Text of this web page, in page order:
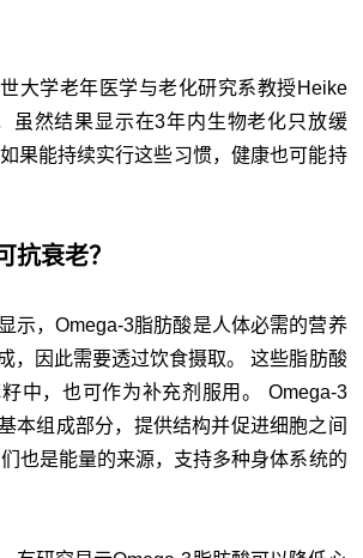
大学老年医学与老化研究系教授Heike
虽然结果显示在3年内生物老化只放缓
果能持续实行这些习惯，健康也可能持
抗衰老？
示，Omega-3脂肪酸是人体必需的营养
，因此需要透过饮食摄取。 这些脂肪酸
中，也可作为补充剂服用。 Omega-3
本组成部分，提供结构并促进细胞之间
也是能量的来源，支持多种身体系统的